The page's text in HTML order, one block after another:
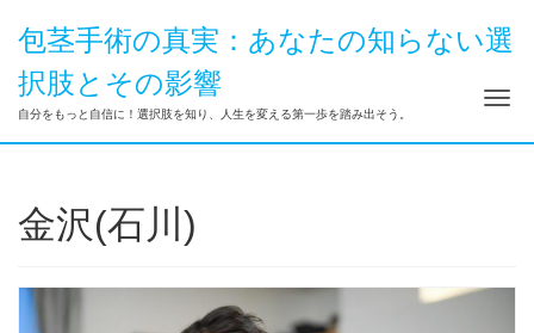
包茎手術の真実：あなたの知らない選
択肢とその影響
自分をもっと自信に！選択肢を知り、人生を変える第一歩を踏み出そう。 ナ
金沢(石川)